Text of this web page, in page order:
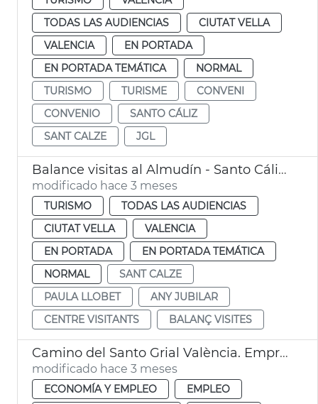
TODAS LAS AUDIENCIAS
CIUTAT VELLA
VALENCIA
EN PORTADA
EN PORTADA TEMÁTICA
NORMAL
TURISMO
TURISME
CONVENI
CONVENIO
SANTO CÁLIZ
SANT CALZE
JGL
Balance visitas al Almudín - Santo Cáliz València
modificado hace 3 meses
TURISMO
TODAS LAS AUDIENCIAS
CIUTAT VELLA
VALENCIA
EN PORTADA
EN PORTADA TEMÁTICA
NORMAL
SANT CALZE
PAULA LLOBET
ANY JUBILAR
CENTRE VISITANTS
BALANÇ VISITES
Camino del Santo Grial València. Emprendimiento cultural
modificado hace 3 meses
ECONOMÍA Y EMPLEO
EMPLEO